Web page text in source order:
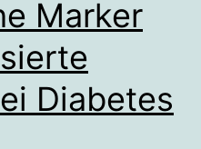
Marker
Diabetes